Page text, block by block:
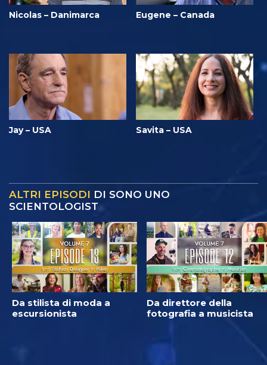
Nicolas – Danimarca Eugene – Canada
Jay – USA Savita – USA
ALTRI EPISODI DI SONO UNO
SCIENTOLOGIST
Da stilista di moda a
escursionista
Da direttore della
fotografia a musicista